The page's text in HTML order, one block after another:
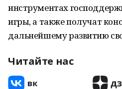
инструментах
игры, а также получат
дальнейшему развитию
Читайте нас